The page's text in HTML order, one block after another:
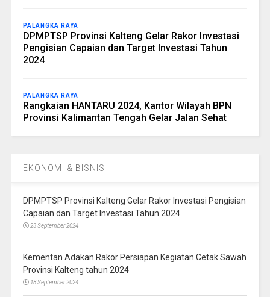
PALANGKA RAYA
DPMPTSP Provinsi Kalteng Gelar Rakor Investasi
Pengisian Capaian dan Target Investasi Tahun
2024
PALANGKA RAYA
Rangkaian HANTARU 2024, Kantor Wilayah BPN
Provinsi Kalimantan Tengah Gelar Jalan Sehat
EKONOMI & BISNIS
DPMPTSP Provinsi Kalteng Gelar Rakor Investasi Pengisian
Capaian dan Target Investasi Tahun 2024
23 September 2024
Kementan Adakan Rakor Persiapan Kegiatan Cetak Sawah
Provinsi Kalteng tahun 2024
18 September 2024